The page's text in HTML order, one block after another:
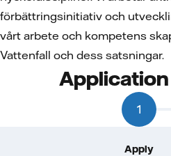
förbättringsinitiativ och
vårt arbete och kompetens
Vattenfall och dess satsningar.
1
Apply